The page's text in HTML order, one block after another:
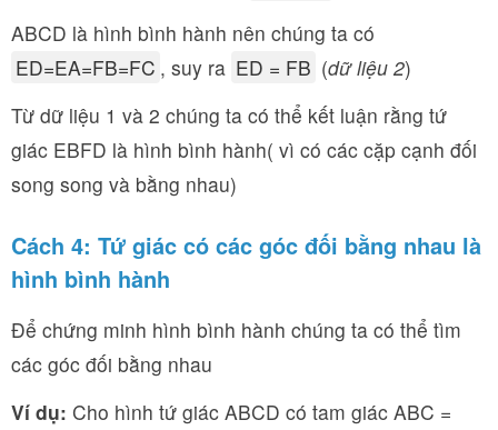
ABCD là hình bình hành nên chúng ta có
ED=EA=FB=FC , suy ra ED = FB (dữ liệu 2)
Từ dữ liệu 1 và 2 chúng ta có thể kết luận rằng tứ
giác EBFD là hình bình hành( vì có các cặp cạnh đối
song song và bằng nhau)
Cách 4: Tứ giác có các góc đối bằng nhau là
hình bình hành
Để chứng minh hình bình hành chúng ta có thể tìm
các góc đối bằng nhau
Ví dụ: Cho hình tứ giác ABCD có tam giác ABC =